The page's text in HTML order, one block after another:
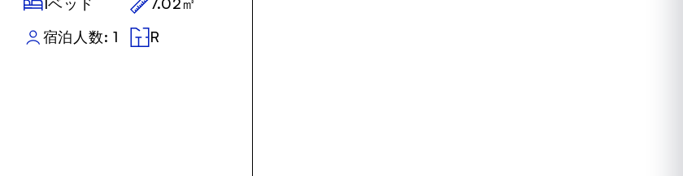
宿泊人数: 1
R